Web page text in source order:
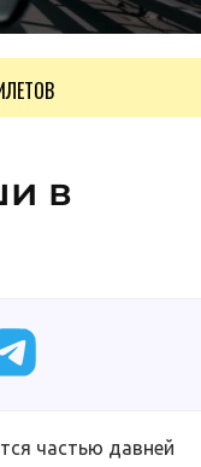
в
частью давней